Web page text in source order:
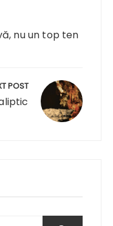
nu un top ten
POST